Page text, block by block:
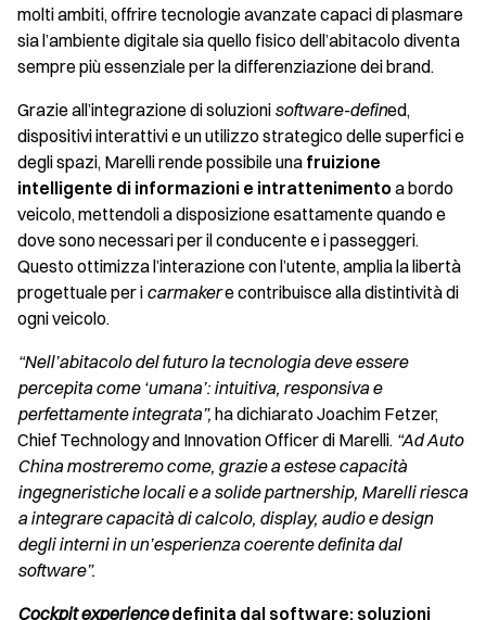
molti ambiti, offrire tecnologie avanzate capaci di plasmare
sia l’ambiente digitale sia quello fisico dell’abitacolo diventa
sempre più essenziale per la differenziazione dei brand.
Grazie all’integrazione di soluzioni software-defined,
dispositivi interattivi e un utilizzo strategico delle superfici e
degli spazi, Marelli rende possibile una fruizione
intelligente di informazioni e intrattenimento a bordo
veicolo, mettendoli a disposizione esattamente quando e
dove sono necessari per il conducente e i passeggeri.
Questo ottimizza l’interazione con l’utente, amplia la libertà
progettuale per i carmakere contribuisce alla distintività di
ogni veicolo.
“Nell’abitacolo del futuro la tecnologia deve essere
percepita come ‘umana’: intuitiva, responsiva e
perfettamente integrata”, ha dichiarato Joachim Fetzer,
Chief Technology and Innovation Officer di Marelli. “Ad Auto
China mostreremo come, grazie a estese capacità
ingegneristiche locali e a solide partnership, Marelli riesca
a integrare capacità di calcolo, display, audio e design
degli interni in un’esperienza coerente definita dal
software”.
Cockpit experiencedefinita dal software: soluzioni